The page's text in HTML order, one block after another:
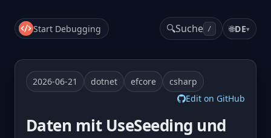
Start Debugging 🔍Suche / 🌐DE▾
2026-06-21 dotnet efcore
csharp
Edit on GitHub
Daten mit UseSeeding und